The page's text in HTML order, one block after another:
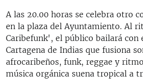
A las 20.00 horas se celebra otro
en la plaza del Ayuntamiento. Al
Caribefunk', el público bailará con
Cartagena de Indias que fusiona
afrocaribeños, funk, reggae y
música orgánica suena tropical a